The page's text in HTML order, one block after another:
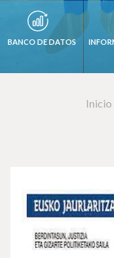
BANCO DE DATOS
Inicio